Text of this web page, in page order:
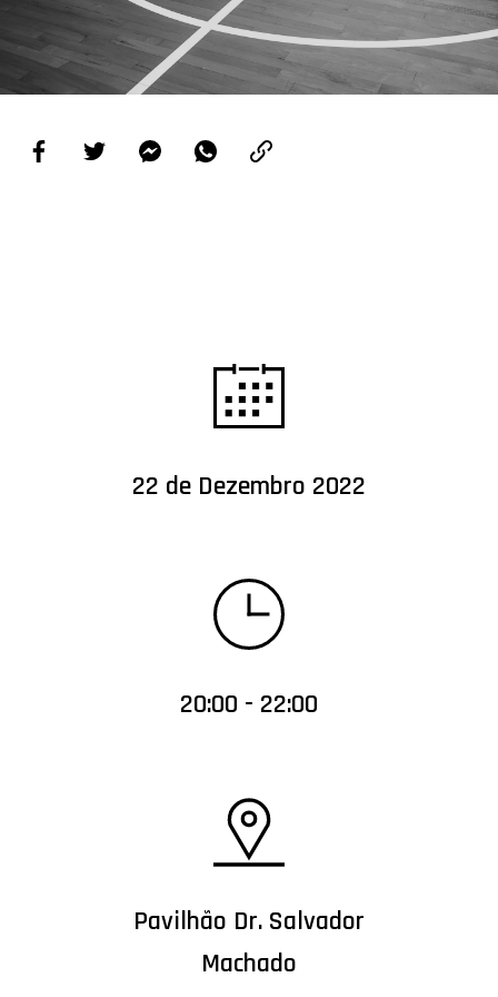
PROJETOS
LIGA BETCLIC MASCULINA
22 de Dezembro 2022
20:00 - 22:00
Pavilhão Dr. Salvador
Machado